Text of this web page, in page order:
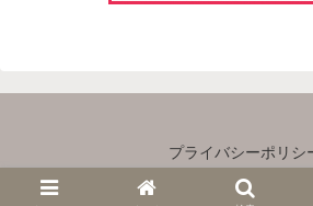
プライバシーポリシ
Copyright © 2023 主婦×ゆるＦＩＲＥ